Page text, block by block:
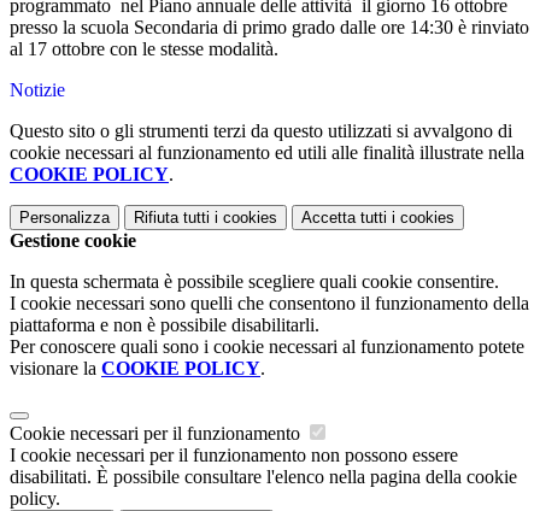
programmato nel Piano annuale delle attività il giorno 16 ottobre
presso la scuola Secondaria di primo grado dalle ore 14:30 è rinviato
al 17 ottobre con le stesse modalità.
Notizie
Questo sito o gli strumenti terzi da questo utilizzati si avvalgono di
cookie necessari al funzionamento ed utili alle finalità illustrate nella
COOKIE POLICY.
Personalizza Rifiuta tutti i cookies Accetta tutti i cookies
Gestione cookie
In questa schermata è possibile scegliere quali cookie consentire.
I cookie necessari sono quelli che consentono il funzionamento della
piattaforma e non è possibile disabilitarli.
Per conoscere quali sono i cookie necessari al funzionamento potete
visionare la COOKIE POLICY.
Cookie necessari per il funzionamento
I cookie necessari per il funzionamento non possono essere
disabilitati. È possibile consultare l'elenco nella pagina della cookie
policy.